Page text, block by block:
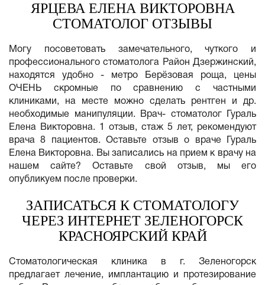
ЯРЦЕВА ЕЛЕНА ВИКТОРОВНА
СТОМАТОЛОГ ОТЗЫВЫ
Могу посоветовать замечательного, чуткого и
профессионального стоматолога Район Дзержинский,
находятся удобно - метро Берёзовая роща, цены
ОЧЕНЬ скромные по сравнению с частными
клиниками, на месте можно сделать рентген и др.
необходимые манипуляции. Врач- стоматолог Гураль
Елена Викторовна. 1 отзыв, стаж 5 лет, рекомендуют
врача 8 пациентов. Оставьте отзыв о враче Гураль
Елена Викторовна. Вы записались на прием к врачу на
нашем сайте? Оставьте свой отзыв, мы его
опубликуем после проверки.
ЗАПИСАТЬСЯ К СТОМАТОЛОГУ
ЧЕРЕЗ ИНТЕРНЕТ ЗЕЛЕНОГОРСК
КРАСНОЯРСКИЙ КРАЙ
Стоматологическая клиника в г. Зеленогорск
предлагает лечение, имплантацию и протезирование